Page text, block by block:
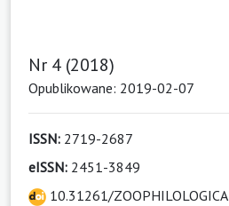
Nr 4 (2018)
Opublikowane: 2019-02-07
ISSN: 2719-2687
eISSN: 2451-3849
10.31261/ZOOPHILOLOGICA